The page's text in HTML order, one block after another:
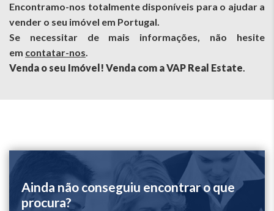
Encontramo-nos totalmente disponíveis para o ajudar a
vender o seu imóvel em Portugal.
Se necessitar de mais informações, não hesite
em contatar-nos.
Venda o seu Imóvel! Venda com a VAP Real Estate.
Ainda não conseguiu encontrar o que
procura?